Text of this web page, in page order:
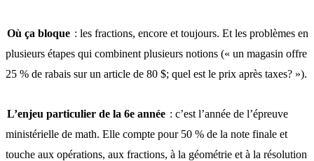
Où ça bloque : les fractions, encore et toujours. Et les problèmes en
plusieurs étapes qui combinent plusieurs notions (« un magasin offre
25 % de rabais sur un article de 80 $; quel est le prix après taxes? »).
L’enjeu particulier de la 6e année : c’est l’année de l’épreuve
ministérielle de math. Elle compte pour 50 % de la note finale et
touche aux opérations, aux fractions, à la géométrie et à la résolution